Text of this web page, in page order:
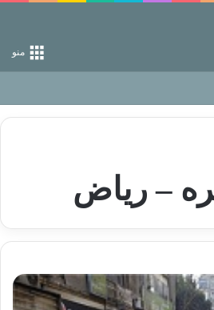
منو
وکناره‌گیری از راه خداست‌!
– ریاض